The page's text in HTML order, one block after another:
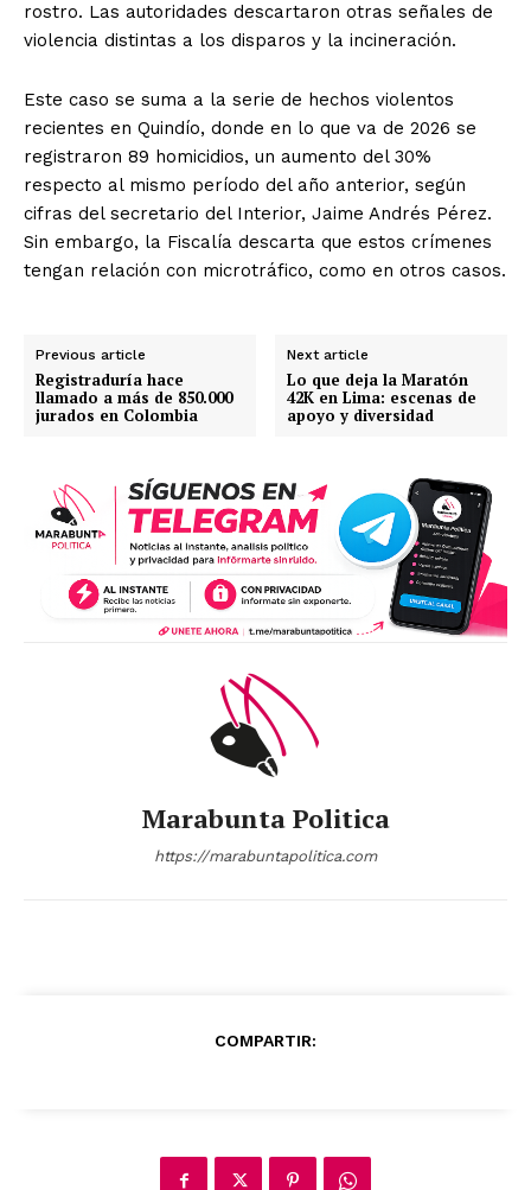
rostro. Las autoridades descartaron otras señales de
violencia distintas a los disparos y la incineración.
Este caso se suma a la serie de hechos violentos
recientes en Quindío, donde en lo que va de 2026 se
registraron 89 homicidios, un aumento del 30%
respecto al mismo período del año anterior, según
cifras del secretario del Interior, Jaime Andrés Pérez.
Sin embargo, la Fiscalía descarta que estos crímenes
tengan relación con microtráfico, como en otros casos.
Previous article
Registraduría hace
llamado a más de 850.000
jurados en Colombia
Next article
Lo que deja la Maratón
42K en Lima: escenas de
apoyo y diversidad
Marabunta Politica
https://marabuntapolitica.com
COMPARTIR: